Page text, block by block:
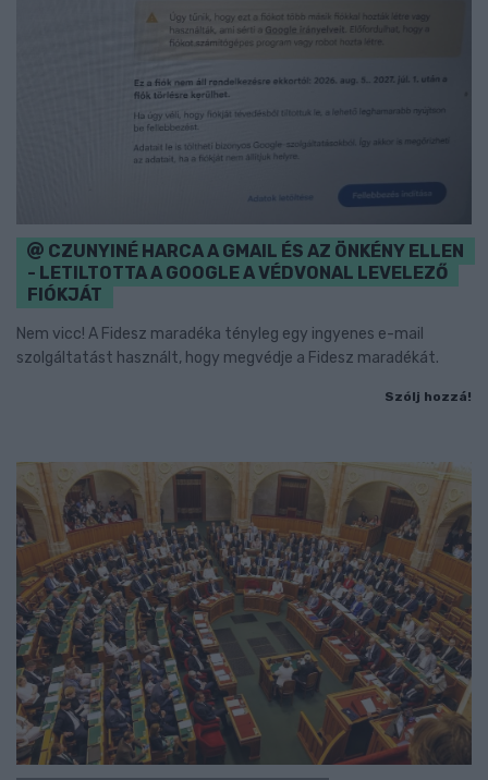
CZUNYINÉ HARCA A GMAIL ÉS AZ ÖNKÉNY ELLEN
- LETILTOTTA A GOOGLE A VÉDVONAL LEVELEZŐ
FIÓKJÁT
Nem vicc! A Fidesz maradéka tényleg egy ingyenes e-mail
szolgáltatást használt, hogy megvédje a Fidesz maradékát.
Szólj hozzá!